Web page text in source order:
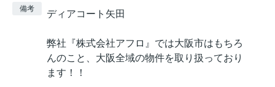
備考 ディアコート矢田
弊社『株式会社アフロ』では大阪市はもちろ
んのこと、大阪全域の物件を取り扱っており
ます！！